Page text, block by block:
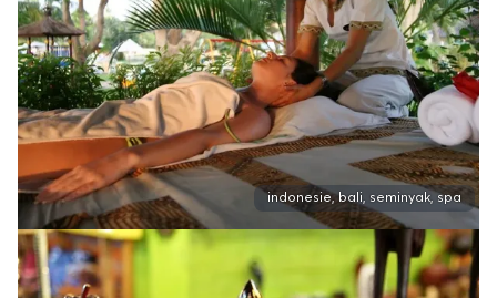
indonesie, bali, seminyak, spa